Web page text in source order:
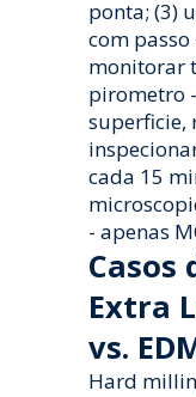
ponta; (3)
com passo
monitorar
pirometro
superficie,
cada 15
- apenas
Casos
Extra
vs.
Hard